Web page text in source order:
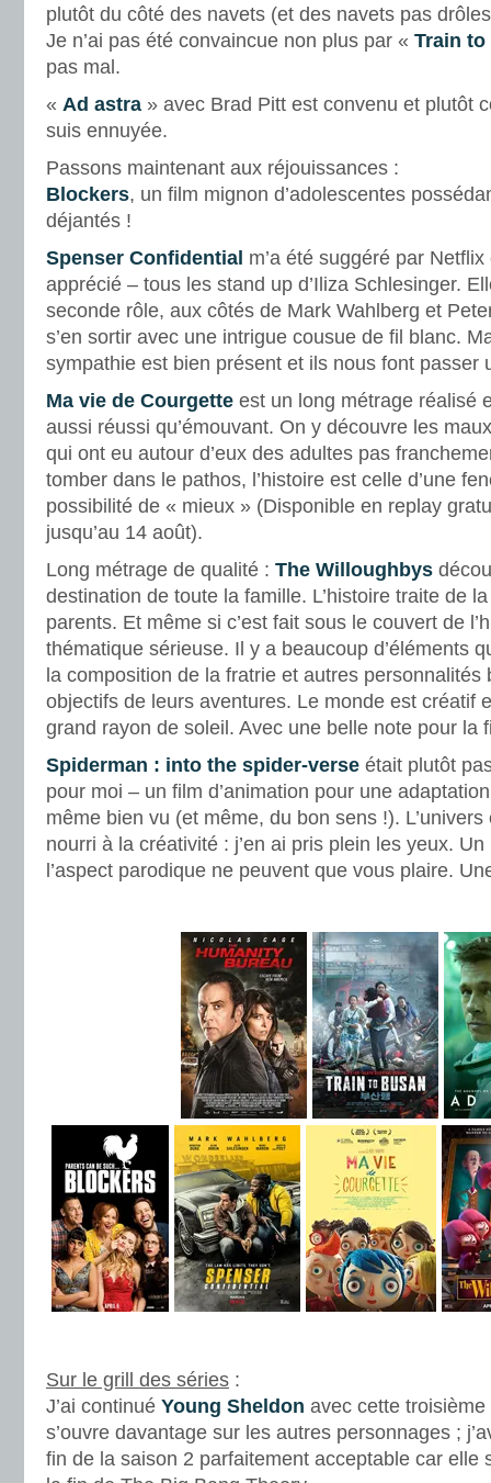
plutôt du côté des navets (et des navets pas
Je n’ai pas été convaincue non plus par « Train to
pas mal.
« Ad astra » avec Brad Pitt est convenu et plutôt
suis ennuyée.
Passons maintenant aux réjouissances :
Blockers, un film mignon d’adolescentes
déjantés !
Spenser Confidential m’a été suggéré par Netflix
apprécié – tous les stand up d’Iliza Schlesinger.
seconde rôle, aux côtés de Mark Wahlberg et
s’en sortir avec une intrigue cousue de fil blanc.
sympathie est bien présent et ils nous font passer
Ma vie de Courgette est un long métrage réalisé
aussi réussi qu’émouvant. On y découvre les
qui ont eu autour d’eux des adultes pas
tomber dans le pathos, l’histoire est celle d’une
possibilité de « mieux » (Disponible en replay
jusqu’au 14 août).
Long métrage de qualité : The Willoughbys
destination de toute la famille. L’histoire traite de
parents. Et même si c’est fait sous le couvert de
thématique sérieuse. Il y a beaucoup d’éléments
la composition de la fratrie et autres personnalités
objectifs de leurs aventures. Le monde est créatif
grand rayon de soleil. Avec une belle note pour la
Spiderman : into the spider-verse était plutôt
pour moi – un film d’animation pour une
même bien vu (et même, du bon sens !).
nourri à la créativité : j’en ai pris plein les yeux. Un
l’aspect parodique ne peuvent que vous plaire.
Sur le grill des séries :
J’ai continué Young Sheldon avec cette
s’ouvre davantage sur les autres personnages ;
fin de la saison 2 parfaitement acceptable car elle